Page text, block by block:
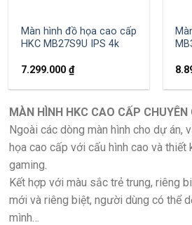
Màn hình đồ họa cao cấp
HKC MB27S9U IPS 4k
7.299.000 ₫
MÀN HÌNH HKC CAO CẤP CHUYÊN
Ngoài các dòng màn hình cho dự án,
họa cao cấp với cấu hình cao và
gaming.
Kết hợp với màu sắc trẻ trung, riêng
mới và riêng biệt, người dùng có thể
mình…